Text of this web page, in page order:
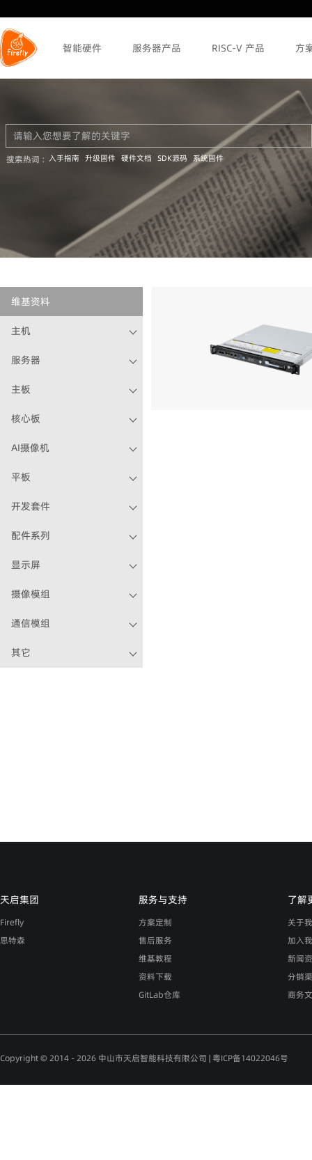
智能硬件 服务器产品 RISC-V 产品 方
搜索热词 : 入手指南 升级固件 硬件文档 SDK源码 系统固件
维基资料
主机
服务器
主板
核心板
AI摄像机
平板
开发套件
配件系列
显示屏
摄像模组
通信模组
其它
天启集团
Firefly
思特森
服务与支持
方案定制
售后服务
维基教程
资料下载
GitLab仓库
了解
关于
加入
新闻
分销
商务
Copyright © 2014 - 2026 中山市天启智能科技有限公司 |粤ICP备14022046号